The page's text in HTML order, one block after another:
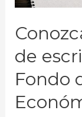
de
Fondo